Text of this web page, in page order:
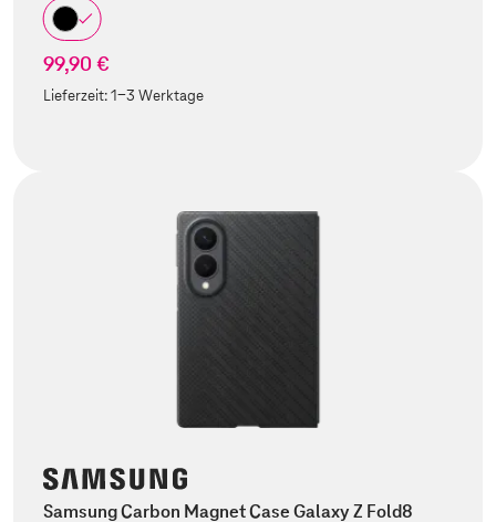
99,90 €
Lieferzeit:1-3 Werktage
Samsung Carbon Magnet Case Galaxy Z Fold8